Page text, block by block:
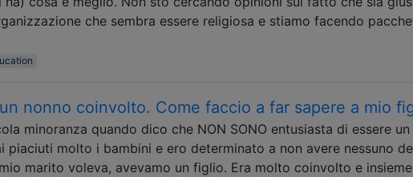
che sembra essere religiosa e stiamo facendo
nonno coinvolto. Come faccio a far sapere a mio
minoranza quando dico che NON SONO entusiasta di essere un
piaciuti molto i bambini e ero determinato a non avere nessuno
marito voleva, avevamo un figlio. Era molto coinvolto e insieme